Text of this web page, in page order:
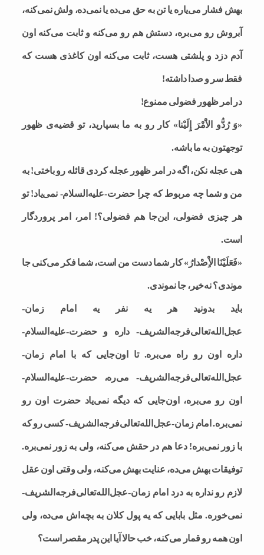
بهش فشار می‌یاره یا تن به حق می‌ده یا نمی‌ده، ولش نمی‌کنه،
آبروش رو می‌بره، دستش هم رو می‌کنه و ثابت می‌کنه اون
آدم دزد و پلشتی هست، ثابت می‌کنه اون کاغذی هست که
فقط سر و صدا داشته!
در امر ظهور فضولی ممنوع!
«وَ رُدُّو الاَْمْرَ إِلَیْنا» کار رو به ما بسپارید، تو قضیه‌ی ظهور
توجهتون به ما باشه.
هی عجله نکن، اگه در امر ظهور عجله کردی قائله رو باختی! به
من‌ و شما چه مربوط که چرا حضرت-علیه‌السلام- نمی‌یاد! تو
هر چیزی فضولی، این‌جا هم فضولی؟! امر، امر پروردگار
است.
«فَعَلَیْنَا الاِْصْدارُ» کار شما دست من است، شما فکر می‌کنی جا
موندی؟ نه‌خیر، جا نموندی.
باید بدونید هر یه نفر یه امام زمان-
عجل‌الله‌تعالی‌فرجه‌الشریف- داره و حضرت-علیه‌السلام-
داره اون‌ رو راه می‌بره. تا اون‌جایی که با امام زمان-
عجل‌الله‌تعالی‌فرجه‌الشریف- می‌ره، حضرت-علیه‌السلام-
اون رو می‌بره، اون‌جایی که دیگه نمی‌یاد حضرت اون رو
نمی‌بره. امام زمان-عجل‌الله‌تعالی‌فرجه‌الشریف- کسی رو که
با زور نمی‌بره! دعا هم در حقش می‌کنه، ولی به زور نمی‌بره.
توفیقات بهش می‌ده، عنایت بهش می‌کنه، ولی وقتی اون عقل
لازم رو نداره به درد امام زمان-عجل‌الله‌تعالی‌فرجه‌الشریف-
نمی‌خوره. مثل بابایی که یه پول کلان به بچه‌اش می‌ده، ولی
اون همه رو قمار می‌کنه، خب حالا آیا این پدر مقصر است؟